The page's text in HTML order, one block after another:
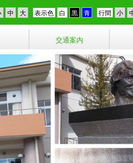
行間
表示色
交通案内